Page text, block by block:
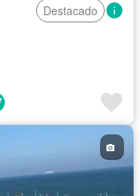
Destacado